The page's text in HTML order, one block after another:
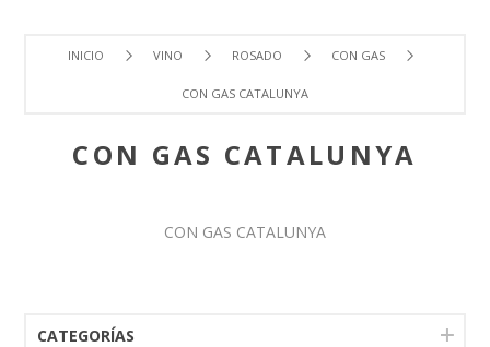
INICIO VINO ROSADO CON GAS
CON GAS CATALUNYA
CON GAS CATALUNYA
CON GAS CATALUNYA
CATEGORÍAS